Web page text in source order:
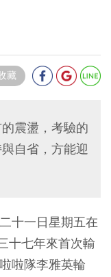
藏
震盪，考驗的
自省，方能迎
十一日星期五在
十七年來首次輸
啦隊李雅英輪